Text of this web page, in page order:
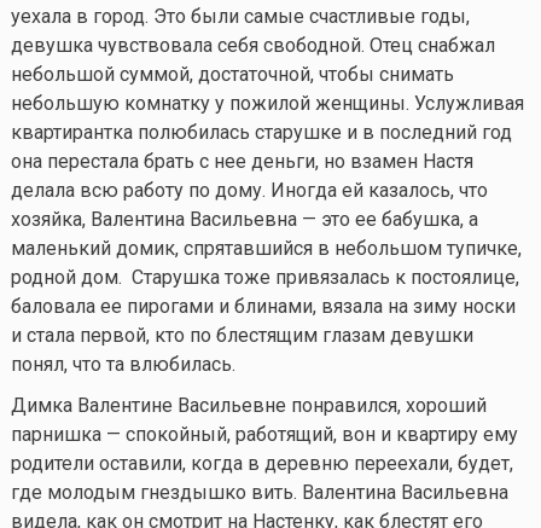
уехала в город. Это были самые счастливые годы,
девушка чувствовала себя свободной. Отец снабжал
небольшой суммой, достаточной, чтобы снимать
небольшую комнатку у пожилой женщины. Услужливая
квартирантка полюбилась старушке и в последний год
она перестала брать с нее деньги, но взамен Настя
делала всю работу по дому. Иногда ей казалось, что
хозяйка, Валентина Васильевна — это ее бабушка, а
маленький домик, спрятавшийся в небольшом тупичке,
родной дом. Старушка тоже привязалась к постоялице,
баловала ее пирогами и блинами, вязала на зиму носки
и стала первой, кто по блестящим глазам девушки
понял, что та влюбилась.
Димка Валентине Васильевне понравился, хороший
парнишка — спокойный, работящий, вон и квартиру ему
родители оставили, когда в деревню переехали, будет,
где молодым гнездышко вить. Валентина Васильевна
видела, как он смотрит на Настенку, как блестят его